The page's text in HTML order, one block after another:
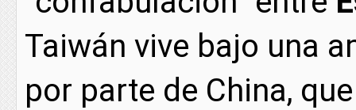
Taiwán vive bajo una
por parte de China,